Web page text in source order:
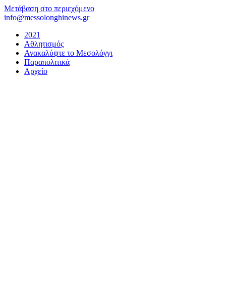
Μετάβαση στο περιεχόμενο
info@messolonghinews.gr
2021
Αθλητισμός
Ανακαλύψτε το Μεσολόγγι
Παραπολιτικά
Αρχείο